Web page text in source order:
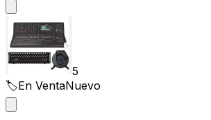
5
🏷️En VentaNuevo